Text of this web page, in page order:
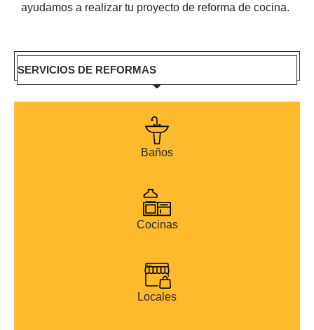
SERVICIOS DE REFORMAS
Baños
Cocinas
Locales
ayudamos a realizar tu proyecto de reforma de cocina.